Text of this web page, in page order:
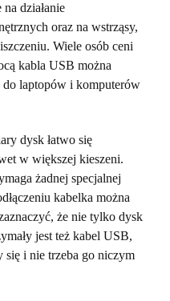
działanie
oraz na wstrząsy,
Wiele osób ceni
kabla USB można
do laptopów i komputerów
dysk łatwo się
w większej kieszeni.
żadnej specjalnej
kabelka można
że nie tylko dysk
jest też kabel USB,
się i nie trzeba go niczym